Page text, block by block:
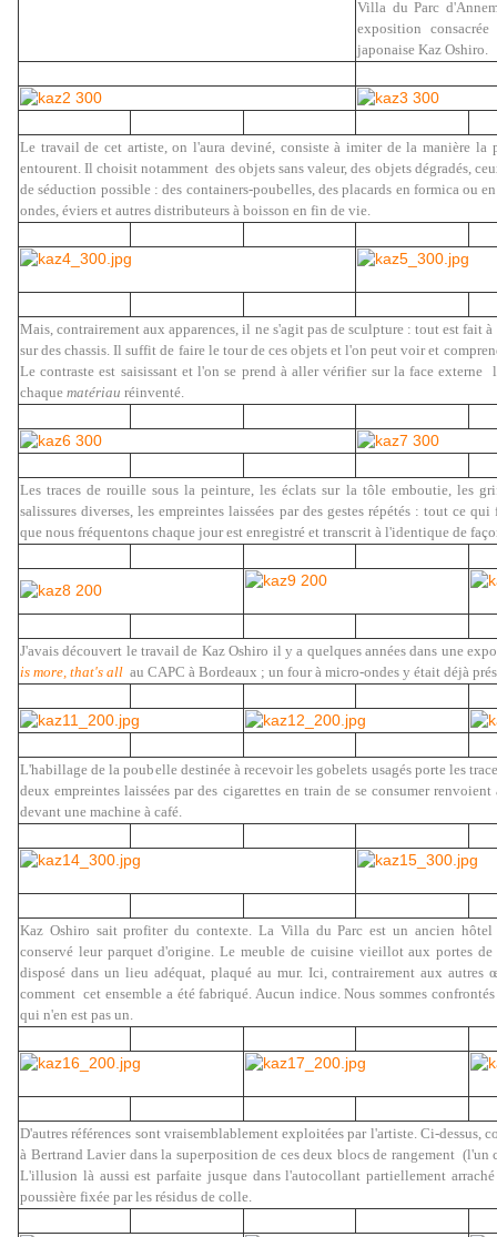
Villa du Parc
exposition
japonaise Kaz Oshiro.
Le travail de cet artiste, on l'aura deviné, consiste à imiter de la manière la
entourent. Il choisit notamment des objets sans valeur, des objets dégradés,
de séduction possible : des containers-poubelles, des placards en formica ou
ondes, éviers et autres distributeurs à boisson en fin de vie.
Mais, contrairement aux apparences, il ne s'agit pas de sculpture : tout est fait
sur des chassis. Il suffit de faire le tour de ces objets et l'on peut voir et
Le contraste est saisissant et l'on se prend à aller vérifier sur la face externe
chaque matériau réinventé.
Les traces de rouille sous la peinture, les éclats sur la tôle emboutie, les
salissures diverses, les empreintes laissées par des gestes répétés : tout ce
que nous fréquentons chaque jour est enregistré et transcrit à l'identique de
J'avais découvert le travail de Kaz Oshiro il y a quelques années dans une
is more, that's all au CAPC à Bordeaux ; un four à micro-ondes y était déjà
L'habillage de la poubelle destinée à recevoir les gobelets usagés porte les
deux empreintes laissées par des cigarettes en train de se consumer
devant une machine à café.
Kaz Oshiro sait profiter du contexte. La Villa du Parc est un ancien hôtel
conservé leur parquet d'origine. Le meuble de cuisine vieillot aux portes
disposé dans un lieu adéquat, plaqué au mur. Ici, contrairement aux
comment cet ensemble a été fabriqué. Aucun indice. Nous sommes
qui n'en est pas un.
D'autres références sont vraisemblablement exploitées par l'artiste. Ci-
à Bertrand Lavier dans la superposition de ces deux blocs de rangement (l'un
L'illusion là aussi est parfaite jusque dans l'autocollant partiellement
poussière fixée par les résidus de colle.